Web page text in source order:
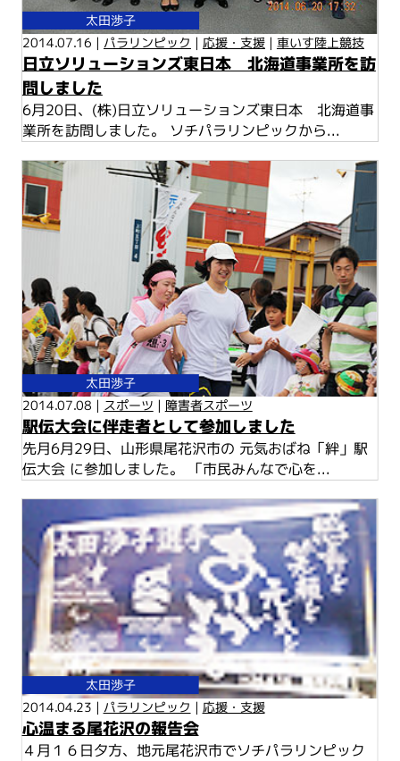
太田渉子
2014.07.16 | パラリンピック | 応援・支援| 車いす陸上競技
日立ソリューションズ東日本 北海道事業所を訪
問しました
6月20日、(株)日立ソリューションズ東日本 北海道事
業所を訪問しました。 ソチパラリンピックから...
太田渉子
2014.07.08 | スポーツ | 障害者スポーツ
駅伝大会に伴走者として参加しました
先月6月29日、山形県尾花沢市の 元気おばね「絆」駅
伝大会 に参加しました。 「市民みんなで心を...
太田渉子
2014.04.23 | パラリンピック | 応援・支援
心温まる尾花沢の報告会
４月１６日夕方、地元尾花沢市でソチパラリンピック